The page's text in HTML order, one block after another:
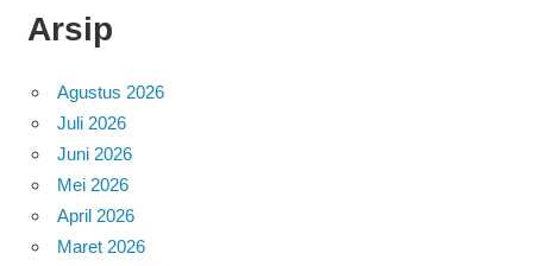
Arsip
Agustus 2026
Juli 2026
Juni 2026
Mei 2026
April 2026
Maret 2026